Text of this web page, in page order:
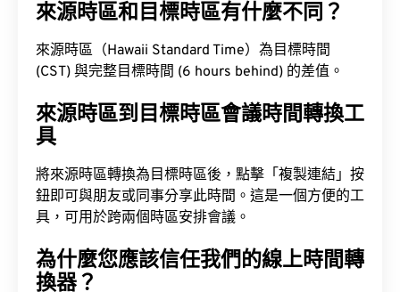
來源時區和目標時區有什麼不同？
來源時區（Hawaii Standard Time）為目標時間
(CST) 與完整目標時間 (6 hours behind) 的差值。
來源時區到目標時區會議時間轉換工
具
將來源時區轉換為目標時區後，點擊「複製連結」按
鈕即可與朋友或同事分享此時間。這是一個方便的工
具，可用於跨兩個時區安排會議。
為什麼您應該信任我們的線上時間轉
換器？